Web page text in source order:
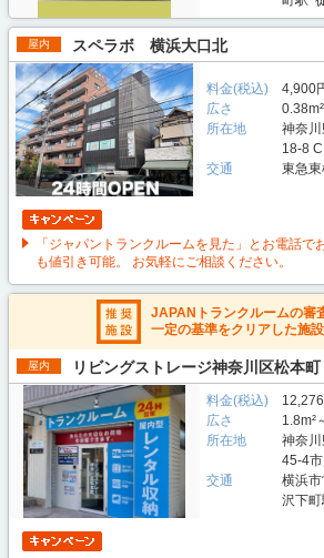
屋内 スペラボ 横浜大口北
料金(税込)
4,900
広さ
所在地
神奈
18-8
交通
東急
「ジャパントランクルームを見た」とお電話で
も値引き可能。 お気軽にご相談ください。
JAPANトランクルームの審
一定の基準をクリアした施設
屋内 リビングストレージ神奈川区松本町
料金(税込)
広さ
1.8m²
所在地
神奈
45-4
交通
横浜
沢下